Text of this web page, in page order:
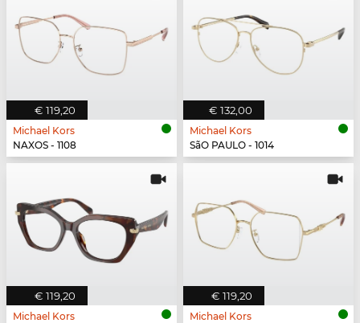
€ 119,20
Michael Kors
NAXOS - 1108
€ 132,00
Michael Kors
SãO PAULO - 1014
€ 119,20
Michael Kors
€ 119,20
Michael Kors